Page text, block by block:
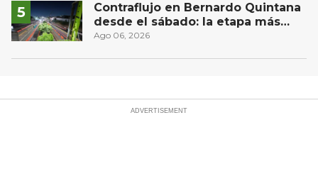
Contraflujo en Bernardo Quintana
desde el sábado: la etapa más
compleja del operativo vial
Ago 06, 2026